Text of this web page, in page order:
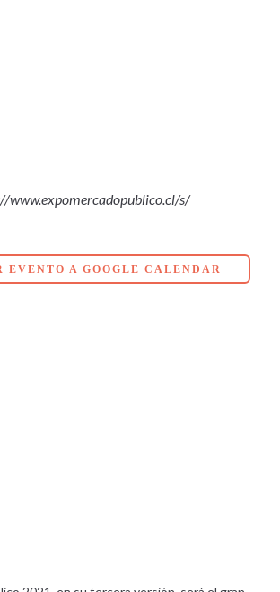
www.expomercadopublico.cl/s/
EVENTO A GOOGLE CALENDAR